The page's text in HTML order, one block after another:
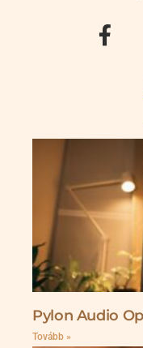
Pylon Audio
Tovább »